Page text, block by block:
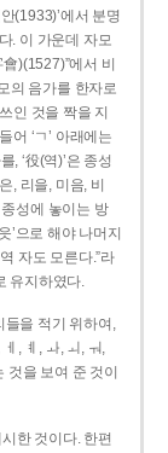
(1933)’에서 분명
. 이 가운데 자모
)(1527)”에서 비
의 음가를 한자로
인 것을 짝을 지
어 ‘ㄱ’ 아래에는
, ‘役(역)’은 종성
, 리을, 미음, 비
종성에 놓이는 방
’으로 해야 나머지
자도 모른다.”라
유지하였다.
들을 적기 위하여,
ㅔ, ㅖ, ㅘ, ㅚ, ㅝ,
것을 보여 준 것이
한 것이다. 한편